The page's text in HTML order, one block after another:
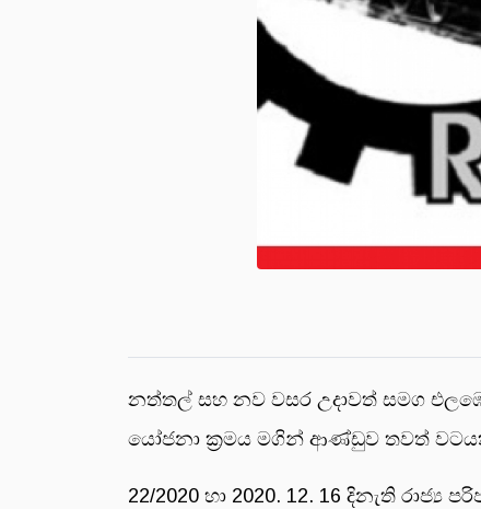
නත්තල් සහ නව වසර උදාවත් සමග
යෝජනා ක්‍රමය මගින් ආණ්ඩුව තවත්
22/2020 හා 2020. 12. 16 දිනැති